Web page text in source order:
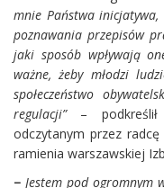
mnie Państwa
poznawania przepisów
jaki sposób wpływają
ważne, żeby młodzi
społeczeństwo
regulacji”– podkreślił
odczytanym przez
ramienia warszawskiej
− Jestem pod ogromnym